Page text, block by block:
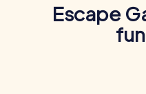
Escape